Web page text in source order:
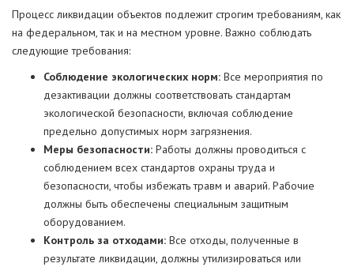
Процесс ликвидации объектов подлежит строгим требованиям, как
на федеральном, так и на местном уровне. Важно соблюдать
следующие требования:
Соблюдение экологических норм: Все мероприятия по
дезактивации должны соответствовать стандартам
экологической безопасности, включая соблюдение
предельно допустимых норм загрязнения.
Меры безопасности: Работы должны проводиться с
соблюдением всех стандартов охраны труда и
безопасности, чтобы избежать травм и аварий. Рабочие
должны быть обеспечены специальным защитным
оборудованием.
Контроль за отходами: Все отходы, полученные в
результате ликвидации, должны утилизироваться или